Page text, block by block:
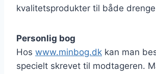
kvalitetsprodukter til både
Personlig bog
Hos www.minbog.dk kan man
specielt skrevet til modtageren.